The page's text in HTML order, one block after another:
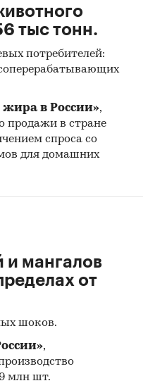
учредителей
производителей
продукции:
апатитовый
рынка
развития
импорта,
на основе
отрасли и т.д.
страниц
тыс тонн.
потребителей:
в России»,
продажи в стране
спроса со
для домашних
и мангалов
от
шоков.
,
млн шт.